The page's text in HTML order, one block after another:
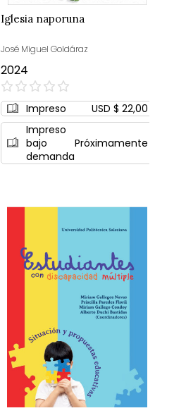
Iglesia naporuna
José Miguel Goldáraz
2024
0%
Impreso
USD $ 22,00
Impreso
bajo
demanda
Próximamente